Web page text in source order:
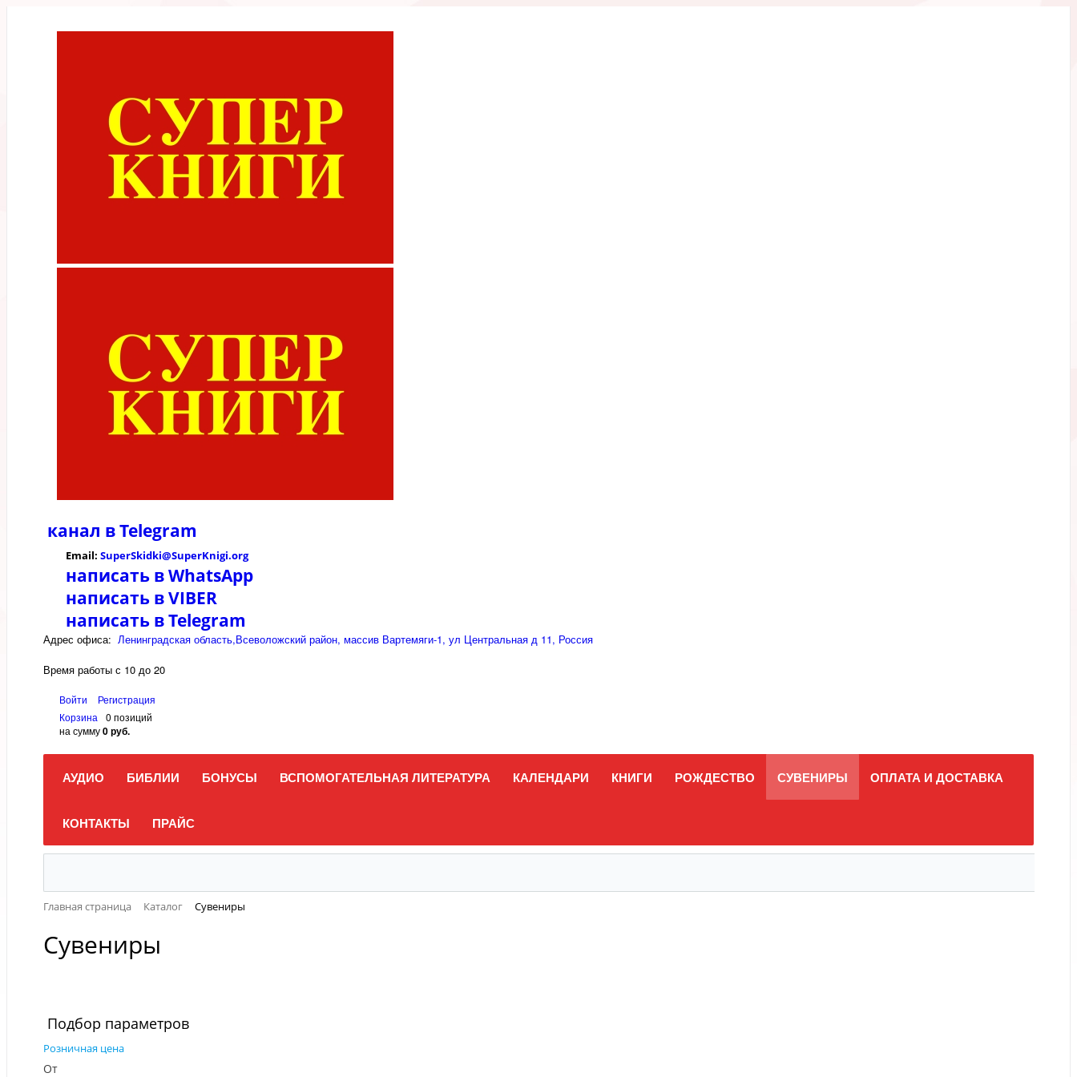
канал вTelegram
Email: SuperSkidki@SuperKnigi.org
написать в WhatsApp
написать в VIBER
написать в Telegram
Адрес офиса: Ленинградская область,Всеволожский район, массив Вартемяги-1, ул Центральная д 11, Россия
Время работы с 10 до 20
Войти
Регистрация
Корзина
0 позиций
на сумму0 руб.
АУДИО БИБЛИИ БОНУСЫ ВСПОМОГАТЕЛЬНАЯ ЛИТЕРАТУРА КАЛЕНДАРИ КНИГИ РОЖДЕСТВО СУВЕНИРЫ ОПЛАТА И ДОСТАВКА
КОНТАКТЫ ПРАЙС
Главная страница Каталог Сувениры
Сувениры
Подбор параметров
Розничная цена
От